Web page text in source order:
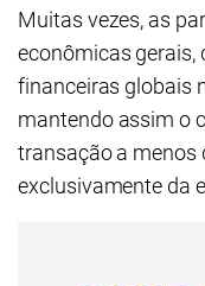
Muitas vezes, as
econômicas gerais,
financeiras globais
mantendo assim o
transação a menos
exclusivamente da